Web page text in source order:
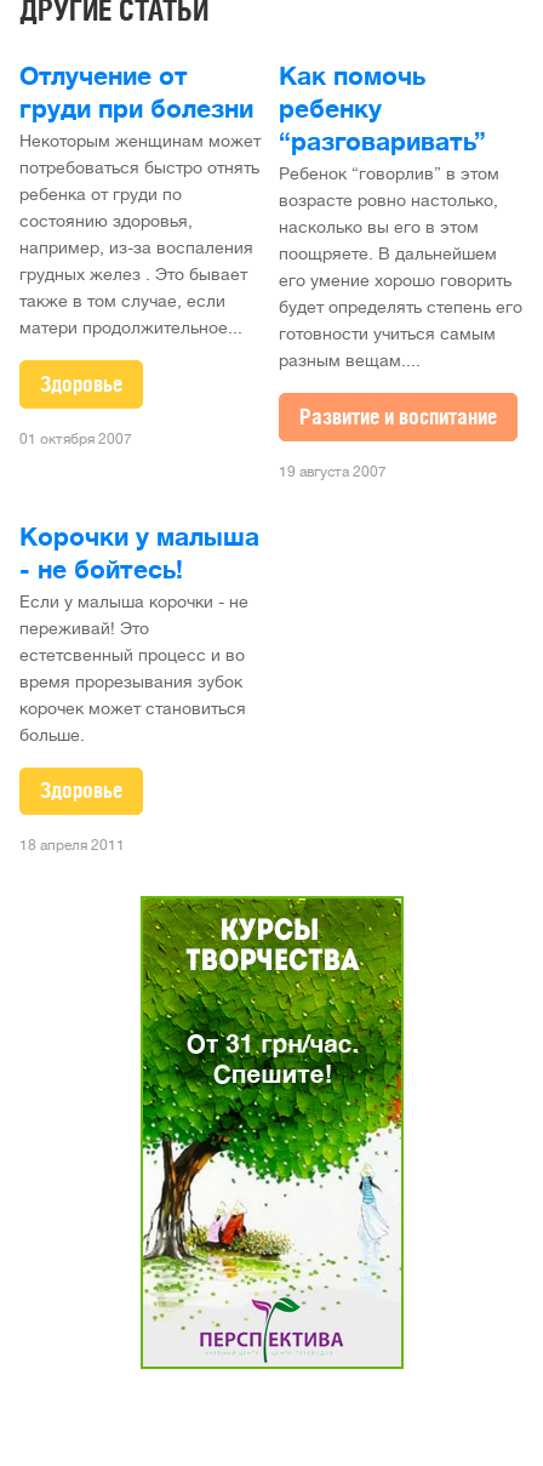
ДРУГИЕ СТАТЬИ
Отлучение от
груди при болезни
Некоторым женщинам может
потребоваться быстро отнять
ребенка от груди по
состоянию здоровья,
например, из-за воспаления
грудных желез . Это бывает
также в том случае, если
матери продолжительное...
Здоровье
01 октября 2007
Как помочь
ребенку
“разговаривать”
Ребенок “говорлив” в этом
возрасте ровно настолько,
насколько вы его в этом
поощряете. В дальнейшем
его умение хорошо говорить
будет определять степень его
готовности учиться самым
разным вещам....
Развитие и воспитание
19 августа 2007
Корочки у малыша
- не бойтесь!
Если у малыша корочки - не
переживай! Это
естетсвенный процесс и во
время прорезывания зубок
корочек может становиться
больше.
Здоровье
18 апреля 2011